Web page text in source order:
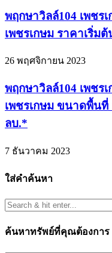
พฤกษาวิลล์104 เพชร
เพชรเกษม ราคาเริ่ม
26 พฤศจิกายน 2023
พฤกษาวิลล์104 เพชร
เพชรเกษม ขนาดพื้นที่
ลบ.*
7 ธันวาคม 2023
ใส่คำค้นหา
ค้นหาทรัพย์ที่คุณต้องการ